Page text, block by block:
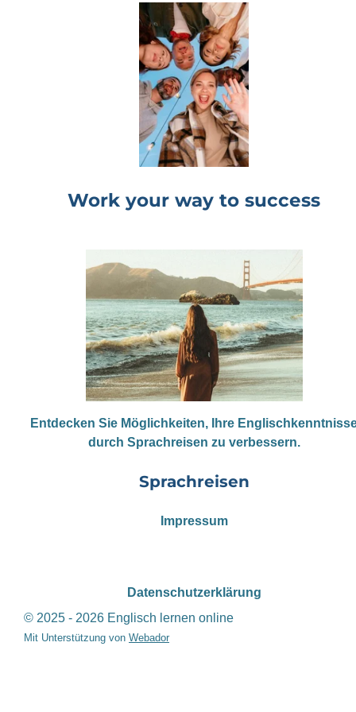
Work your way to success
Entdecken Sie Möglichkeiten, Ihre
durch Sprachreisen zu verbessern.
Sprachreisen
Impressum
Datenschutzerklärung
© 2025 - 2026 Englisch lernen online
Mit Unterstützung von Webador